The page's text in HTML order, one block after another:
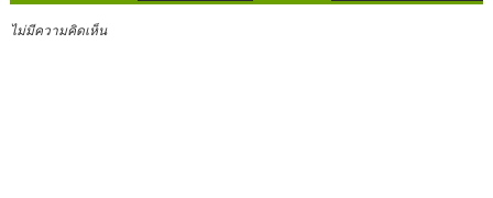
ไม่มีความคิดเห็น